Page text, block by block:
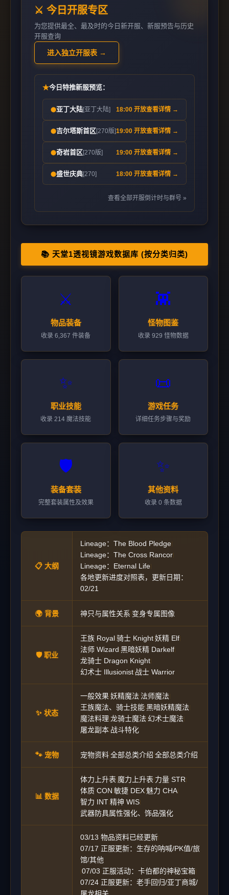
⚔️ 今日开服专区
为您提供最全、最及时的今日新开服、新服预告与历史
开服查询
进入独立开服表 →
★今日特推新服预览：
⬤亚丁大陆[亚丁大陆] 18:00 开放查看详情 →
⬤吉尔塔斯首区[270版]19:00 开放查看详情 →
⬤奇岩首区[270版] 19:00 开放查看详情 →
⬤盛世庆典[270] 18:00 开放查看详情 →
查看全部开服倒计时与群号 »
📚 天堂1透视镜游戏数据库 (按分类归类)
⚔️
物品装备
收录 6,367 件装备
👾
怪物图鉴
收录 929 怪物数据
✨
职业技能
收录 214 魔法技能
📜
游戏任务
详细任务步骤与奖励
🛡️
装备套装
完整套装属性及效果
✨
其他资料
收录 0 条数据
📋 大纲
Lineage：The Blood Pledge|
Lineage：The Cross Rancor|
Lineage：Eternal Life|
各地更新进度对照表，更新日期：
02/21
🌍 背景 神只与属性关系|变身专属图像
🛡️ 职业
王族 Royal|骑士 Knight|妖精 Elf|
法师 Wizard|黑暗妖精 Darkelf|
龙骑士 Dragon Knight|
幻术士 Illusionist|战士 Warrior
✨ 状态
一般效果|妖精魔法|法师魔法|
王族魔法、骑士技能|黑暗妖精魔法|
魔法料理|龙骑士魔法|幻术士魔法|
屠龙副本|战斗特化
🐾 宠物 宠物资料|全部总类介绍|全部总类介绍
📊 数据
体力上升表|魔力上升表|力量 STR|
体质 CON|敏捷 DEX|魅力 CHA|
智力 INT|精神 WIS|
武器防具属性强化、饰品强化
03/13 物品资料已经更新|
07/17 正服更新：生存的呐喊/PK值/旅
馆/其他
|07/03 正服活动：卡伯都的神秘宝箱|
07/24 正服更新：老手回归/亚丁商城/